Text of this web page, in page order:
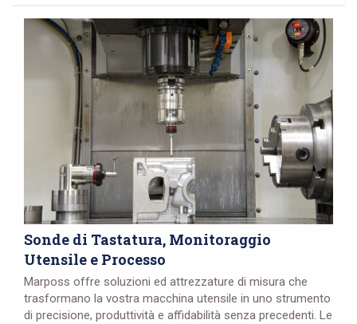
Sonde di Tastatura, Monitoraggio
Utensile e Processo
Marposs offre soluzioni ed attrezzature di misura che
trasformano la vostra macchina utensile in uno strumento
di precisione, produttività e affidabilità senza precedenti. Le